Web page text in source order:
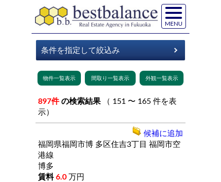
MENU
897件 の検索結果
示）
福岡県福岡市博 多区住吉3丁目 福岡市空
港線
博多
6.0 万円
候補に追加